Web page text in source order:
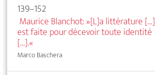
139–152
Maurice Blanchot: »[L]a littérature […]
est faite pour décevoir toute identité
[…].«
Marco Baschera